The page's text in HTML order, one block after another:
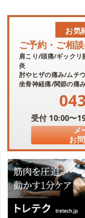
お気
ご予約・ご相
肩こり/頭痛/ギック
炎
肘やヒザの痛み/ムチ
坐骨神経痛/関節の痛
受付 10:00〜
メ
お